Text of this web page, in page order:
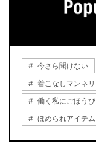
今さら聞けない
着こなしマンネリ
働く私にごほうび
ほめられアイテム